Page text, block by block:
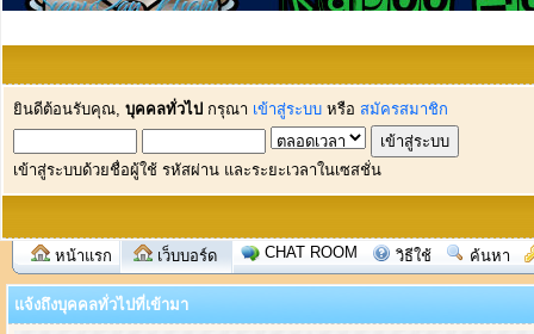
ยินดีต้อนรับคุณ, บุคคลทั่วไป กรุณา เข้าสู่ระบบ หรือ สมัครสมาชิก
เข้าสู่ระบบด้วยชื่อผู้ใช้ รหัสผ่าน และระยะเวลาในเซสชั่น
หน้าแรก เว็บบอร์ด CHAT ROOM วิธีใช้ ค้นหา
แจ้งถึงบุคคลทั่วไปที่เข้ามา